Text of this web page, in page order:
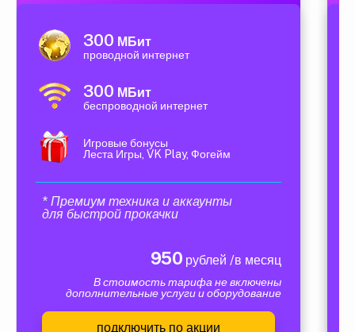
300 МБит
проводной интернет
300 МБит
беспроводной интернет
Игровые бонусы
Леста Игры, VK Play, Фогейм
* Премиум техника и аккаунты
для быстрой прокачки
950 рублей /в месяц
В стоимость тарифа не включены
дополнительные услуги и оборудование
подключить по акции